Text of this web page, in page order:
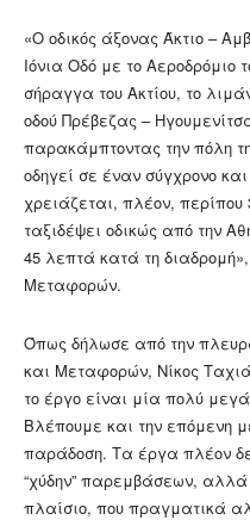
«Ο οδικός άξονας Άκτιο –
Ιόνια Οδό με το Αεροδρόμιο
σήραγγα του Ακτίου, το
οδού Πρέβεζας –
παρακάμπτοντας την πόλη
οδηγεί σε έναν σύγχρονο
χρειάζεται, πλέον,
ταξιδέψει οδικώς από την
45 λεπτά κατά τη
Μεταφορών.
Όπως δήλωσε από την
και Μεταφορών, Νίκος
το έργο είναι μία πολύ
Βλέπουμε και την επόμενη
παράδοση. Τα έργα πλέον
“χύδην” παρεμβάσεων,
πλαίσιο, που πραγματικά